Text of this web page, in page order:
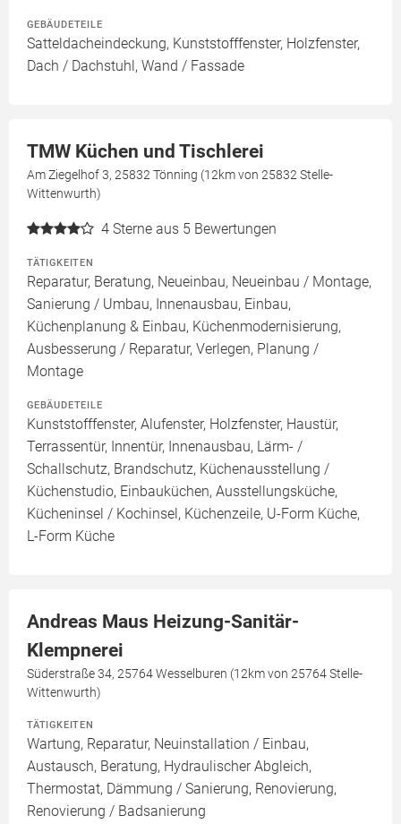
GEBÄUDETEILE
Satteldacheindeckung, Kunststofffenster, Holzfenster,
Dach / Dachstuhl, Wand / Fassade
TMW Küchen und Tischlerei
Am Ziegelhof 3, 25832 Tönning (12km von 25832 Stelle-
Wittenwurth)
4 Sterne aus 5 Bewertungen
TÄTIGKEITEN
Reparatur, Beratung, Neueinbau, Neueinbau / Montage,
Sanierung / Umbau, Innenausbau, Einbau,
Küchenplanung & Einbau, Küchenmodernisierung,
Ausbesserung / Reparatur, Verlegen, Planung /
Montage
GEBÄUDETEILE
Kunststofffenster, Alufenster, Holzfenster, Haustür,
Terrassentür, Innentür, Innenausbau, Lärm- /
Schallschutz, Brandschutz, Küchenausstellung /
Küchenstudio, Einbauküchen, Ausstellungsküche,
Kücheninsel / Kochinsel, Küchenzeile, U-Form Küche,
L-Form Küche
Andreas Maus Heizung-Sanitär-
Klempnerei
Süderstraße 34, 25764 Wesselburen (12km von 25764 Stelle-
Wittenwurth)
TÄTIGKEITEN
Wartung, Reparatur, Neuinstallation / Einbau,
Austausch, Beratung, Hydraulischer Abgleich,
Thermostat, Dämmung / Sanierung, Renovierung,
Renovierung / Badsanierung